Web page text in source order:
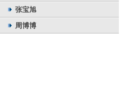
张宝旭
周博博